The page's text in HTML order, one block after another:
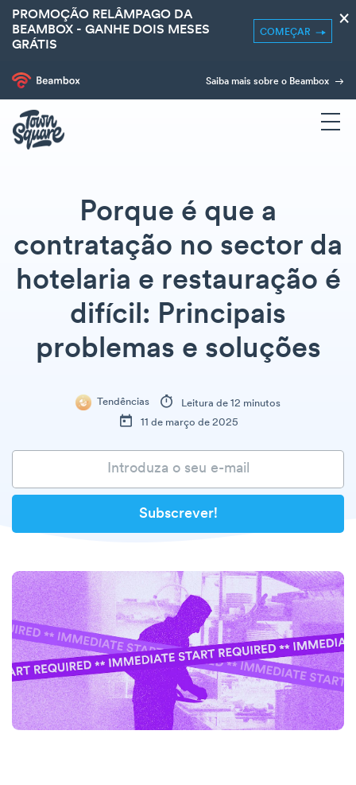
PROMOÇÃO RELÂMPAGO DA
BEAMBOX - GANHE DOIS MESES
GRÁTIS
COMEÇAR
×
Saiba mais sobre o Beambox
Porque é que a
contratação no sector da
hotelaria e restauração é
difícil: Principais
problemas e soluções
Tendências
Leitura de 12 minutos
11 de março de 2025